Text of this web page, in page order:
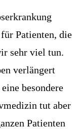
Patienten, die
sehr viel tun.
verlängert
besondere
tut aber
Patienten